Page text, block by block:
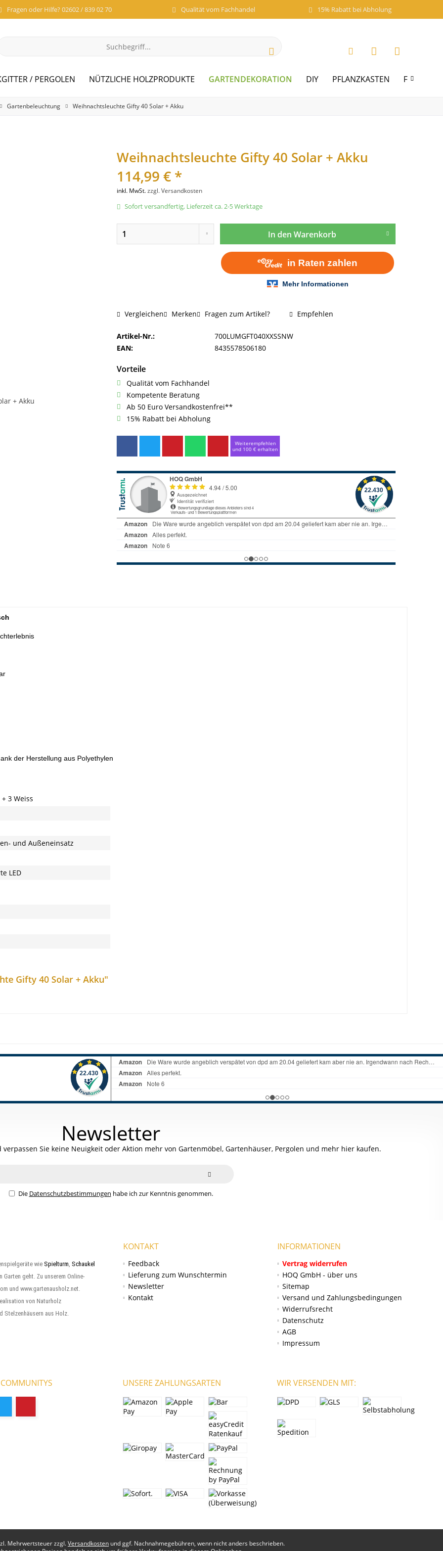
Fragen oder Hilfe? 02602 / 839 02 70 Qualität vom Fachhandel 15% Rabatt bei Abholung
/ PERGOLEN NÜTZLICHE HOLZPRODUKTE GARTENDEKORATION DIY PFLANZKASTEN FREIZEIT

Gartenbeleuchtung Weihnachtsleuchte Gifty 40 Solar + Akku
Weihnachtsleuchte Gifty 40 Solar + Akku
114,99 € *
inkl. MwSt.zzgl. Versandkosten
Sofort versandfertig, Lieferzeit ca. 2-5 Werktage
In den Warenkorb
Vergleichen Merken Fragen zum Artikel? Empfehlen
Artikel-Nr.:
700LUMGFT040XXSSNW
EAN:
8435578506180
Vorteile
Qualität vom Fachhandel
Kompetente Beratung
Ab 50 Euro Versandkostenfrei**
15% Rabatt bei Abholung
Weiterempfehlen
und 100 € erhalten
der Herstellung aus Polyethylen
+ 3 Weiss
und Außeneinsatz
LED
Gifty 40 Solar + Akku"
Newsletter
Sie keine Neuigkeit oder Aktion mehr von Gartenmöbel, Gartenhäuser, Pergolen und mehr hier kaufen.
Die Datenschutzbestimmungen habe ich zur Kenntnis genommen.
wie Spielturm Schaukel
geht. Zu unserem Online-
und www.gartenausholz.net.
von Naturholz
Stelzenhäusern aus Holz.
KONTAKT
Feedback
Lieferung zum Wunschtermin
Newsletter
Kontakt
INFORMATIONEN
Vertrag widerrufen
HOQ GmbH - über uns
Sitemap
Versand und Zahlungsbedingungen
Widerrufsrecht
Datenschutz
AGB
Impressum
UNSERE ZAHLUNGSARTEN WIR VERSENDEN MIT:
Mehrwertsteuer zzgl.Versandkosten und ggf. Nachnahmegebühren, wenn nicht anders beschrieben.